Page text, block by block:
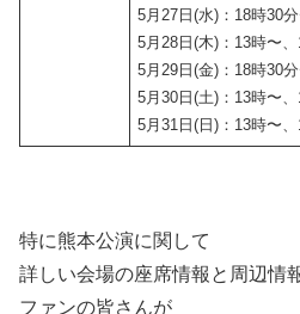
5月27日(水)：18時30
5月28日(木)：13時〜
5月29日(金)：18時30
5月30日(土)：13時〜
5月31日(日)：13時〜
特に熊本公演に関して
詳しい会場の座席情報と周辺情
ファンの皆さんが